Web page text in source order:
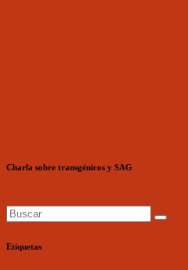
Charla sobre transgénicos y SAG
Etiquetas